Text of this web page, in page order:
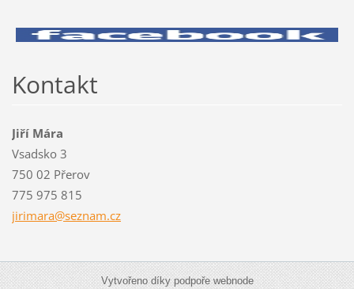
Kontakt
Jiří Mára
Vsadsko 3
750 02 Přerov
775 975 815
jirimara@seznam.cz
Vytvořeno díky podpoře webnode